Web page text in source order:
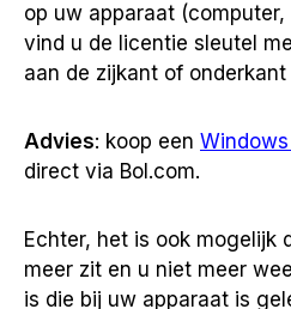
op uw apparaat
vind u de licentie sleutel
aan de zijkant of
Advies: koop een
direct via Bol.com.
Echter, het is ook mogelijk
meer zit en u niet meer
is die bij uw apparaat is